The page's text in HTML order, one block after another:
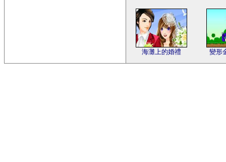
海灘上的婚禮 變形